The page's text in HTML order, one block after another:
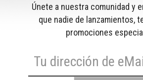
Únete a nuestra comunidad y
que nadie de lanzamientos,
promociones